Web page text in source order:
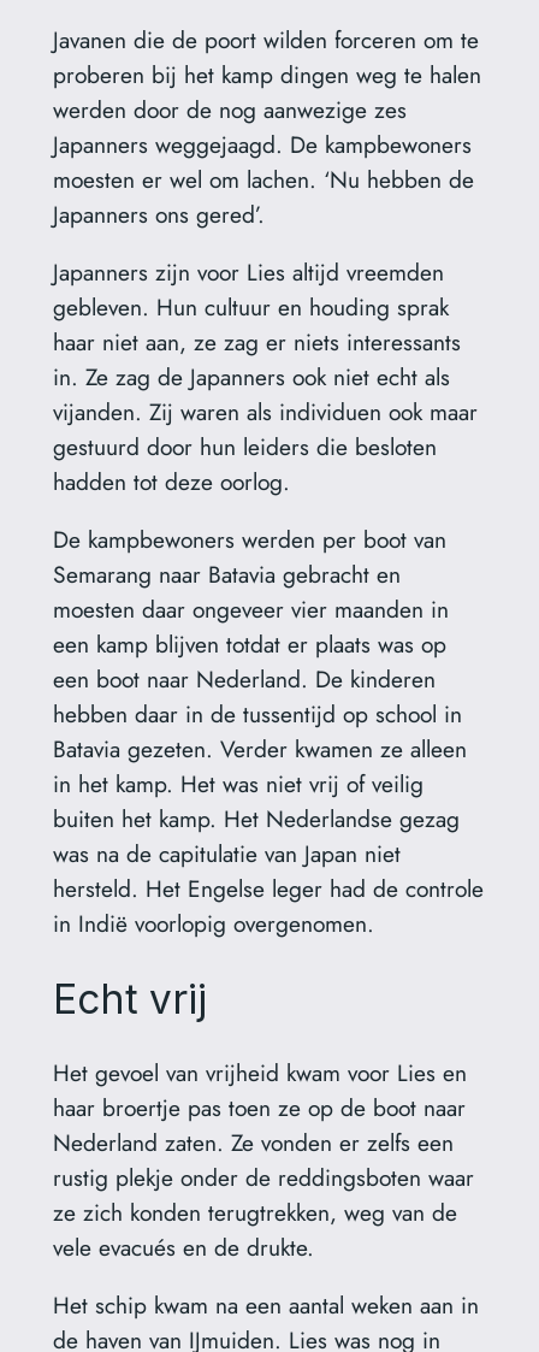
Javanen die de poort wilden forceren om te
proberen bij het kamp dingen weg te halen
werden door de nog aanwezige zes
Japanners weggejaagd. De kampbewoners
moesten er wel om lachen. ‘Nu hebben de
Japanners ons gered’.
Japanners zijn voor Lies altijd vreemden
gebleven. Hun cultuur en houding sprak
haar niet aan, ze zag er niets interessants
in. Ze zag de Japanners ook niet echt als
vijanden. Zij waren als individuen ook maar
gestuurd door hun leiders die besloten
hadden tot deze oorlog.
De kampbewoners werden per boot van
Semarang naar Batavia gebracht en
moesten daar ongeveer vier maanden in
een kamp blijven totdat er plaats was op
een boot naar Nederland. De kinderen
hebben daar in de tussentijd op school in
Batavia gezeten. Verder kwamen ze alleen
in het kamp. Het was niet vrij of veilig
buiten het kamp. Het Nederlandse gezag
was na de capitulatie van Japan niet
hersteld. Het Engelse leger had de controle
in Indië voorlopig overgenomen.
Echt vrij
Het gevoel van vrijheid kwam voor Lies en
haar broertje pas toen ze op de boot naar
Nederland zaten. Ze vonden er zelfs een
rustig plekje onder de reddingsboten waar
ze zich konden terugtrekken, weg van de
vele evacués en de drukte.
Het schip kwam na een aantal weken aan in
de haven van IJmuiden. Lies was nog in